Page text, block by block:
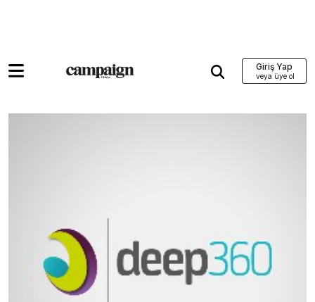
Giriş Yap